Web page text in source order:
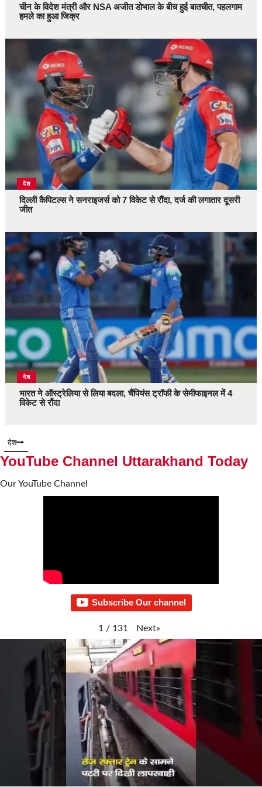
चीन के विदेश मंत्री और NSA अजीत डोभाल के बीच हुई बातचीत, पहलगाम
हमले का हुआ जिक्र
देश
दिल्ली कैपिटल्स ने सनराइजर्स को 7 विकेट से रौंदा, दर्ज की लगातार दूसरी
जीत
देश
भारत ने ऑस्ट्रेलिया से लिया बदला, चैंपियंस ट्रॉफी के सेमीफाइनल में 4
विकेट से रौंदा
देश
YouTube Channel Uttarakhand Today
Our YouTube Channel
Subscribe Our channel
1 / 131 Next»